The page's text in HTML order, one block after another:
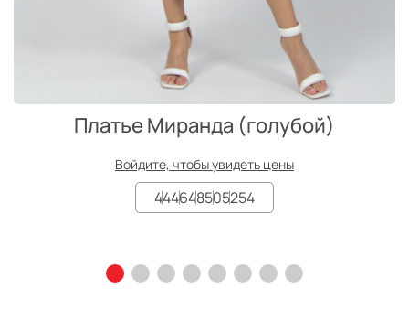
Платье Миранда (голубой)
Войдите, чтобы увидеть цены
444648505254